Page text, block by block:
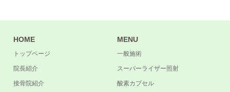
HOME
トップページ
院長紹介
接骨院紹介
MENU
一般施術
スーパーライザー照射
酸素カプセル